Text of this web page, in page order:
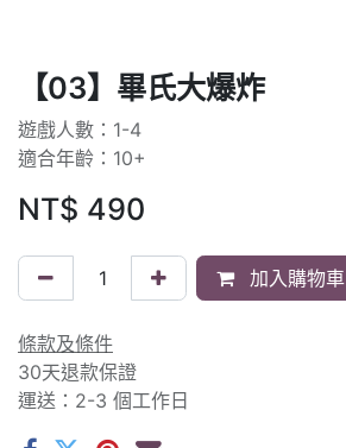
【03】畢氏大爆炸
遊戲人數：1-4
適合年齡：10+
NT$ 490
加入購物車
條款及條件
30天退款保證
運送：2-3 個工作日